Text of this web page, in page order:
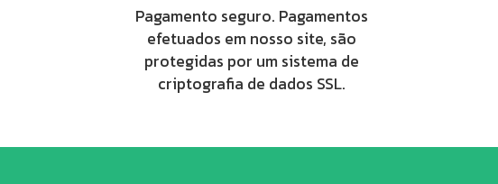
Pagamento seguro. Pagamentos
efetuados em nosso site, são
protegidas por um sistema de
criptografia de dados SSL.